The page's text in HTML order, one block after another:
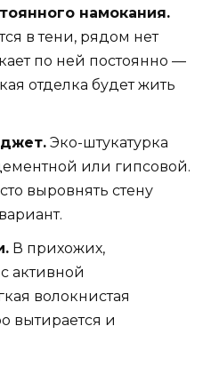
намокания.
в тени, рядом нет
по ней постоянно —
отделка будет жить
Эко-штукатурка
или гипсовой.
выровнять стену
В прихожих,
активной
волокнистая
вытирается и